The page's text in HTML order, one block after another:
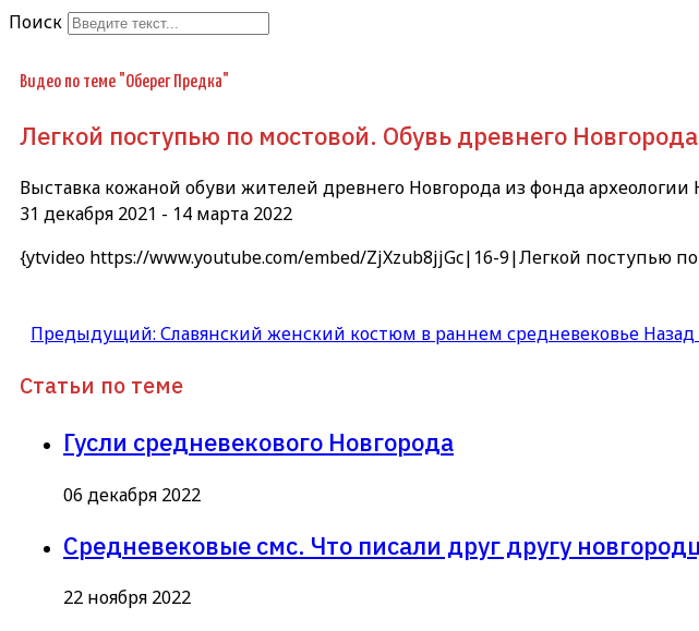
Поиск
characters for results.
Видео по теме "Оберег Предка"
Легкой поступью по мостовой. Обувь древнего Новгорода
Выставка кожаной обуви жителей древнего Новгорода из фонда археологии
31 декабря 2021 - 14 марта 2022
{ytvideo https://www.youtube.com/embed/ZjXzub8jjGc|16-9|Легкой поступью по
Предыдущий: Славянский женский костюм в раннем средневековье Назад
Статьи по теме
Гусли средневекового Новгорода
06 декабря 2022
Средневековые смс. Что писали друг другу
22 ноября 2022